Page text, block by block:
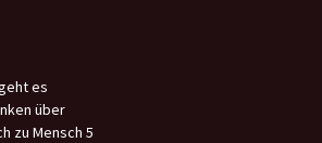
es
über
zu Mensch 5